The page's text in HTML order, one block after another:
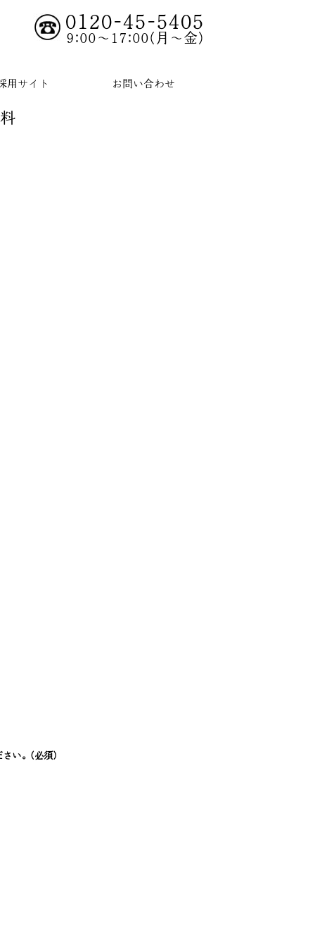
0120-45-5405
9:00～17:00(月～金)
用サイト お問い合わせ
い。 (必須)